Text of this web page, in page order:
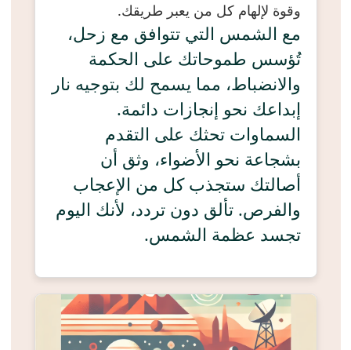
وقوة لإلهام كل من يعبر طريقك.
مع الشمس التي تتوافق مع زحل،
تُؤسس طموحاتك على الحكمة
والانضباط، مما يسمح لك بتوجيه نار
إبداعك نحو إنجازات دائمة.
السماوات تحثك على التقدم
بشجاعة نحو الأضواء، وثق أن
أصالتك ستجذب كل من الإعجاب
والفرص. تألق دون تردد، لأنك اليوم
تجسد عظمة الشمس.